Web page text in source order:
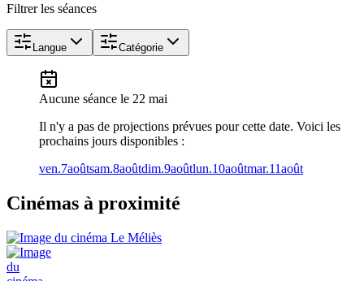
Filtrer les séances
Langue Catégorie
Aucune séance le 22 mai
Il n'y a pas de projections prévues pour cette date. Voici les
prochains jours disponibles :
ven.7aoûtsam.8aoûtdim.9aoûtlun.10aoûtmar.11août
Cinémas à proximité